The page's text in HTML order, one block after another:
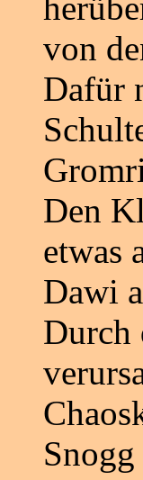
von
Dafür
Den
etwas
Dawi
Durch